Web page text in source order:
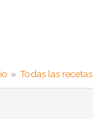
Todas las recetas